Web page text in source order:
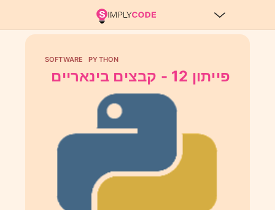
SOFTWARE PYTHON
פייתון 12 - קבצים בינאריים